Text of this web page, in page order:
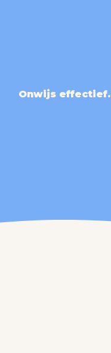
Onwijs effectief.